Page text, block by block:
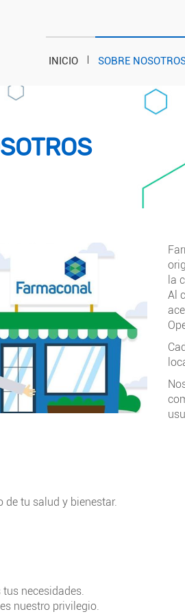
INICIO SOBRE
la
Al
de tu salud y bienestar.
tus necesidades.
nuestro privilegio.